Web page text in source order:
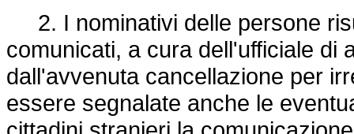
2. I nominativi delle persone
comunicati, a cura dell'ufficiale di
dall'avvenuta cancellazione per
essere segnalate anche le